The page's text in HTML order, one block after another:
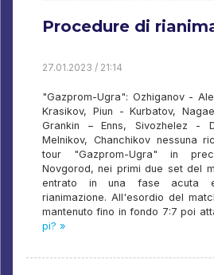
Procedure di
27.01.2023 / 21:14
"Gazprom-Ugra": Ozhiganov -
Krasikov, Piun - Kurbatov,
Grankin – Enns, Sivozhelez -
Melnikov, Chanchikov nessuna
tour "Gazprom-Ugra" in
Novgorod, nei primi due set del
entrato in una fase acuta
rianimazione. All'esordio del
mantenuto fino in fondo 7:7 poi
pi? »